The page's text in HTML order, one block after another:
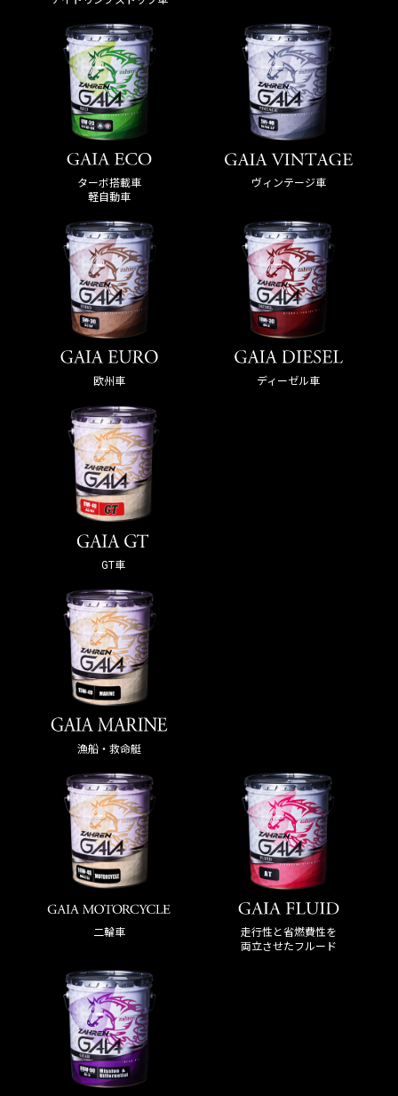
ターボ搭載車
軽自動車
ヴィンテージ車
欧州車 ディーゼル車
GT車
漁船・救命艇
二輪車
走行性と省燃費性を
両立させたフルード